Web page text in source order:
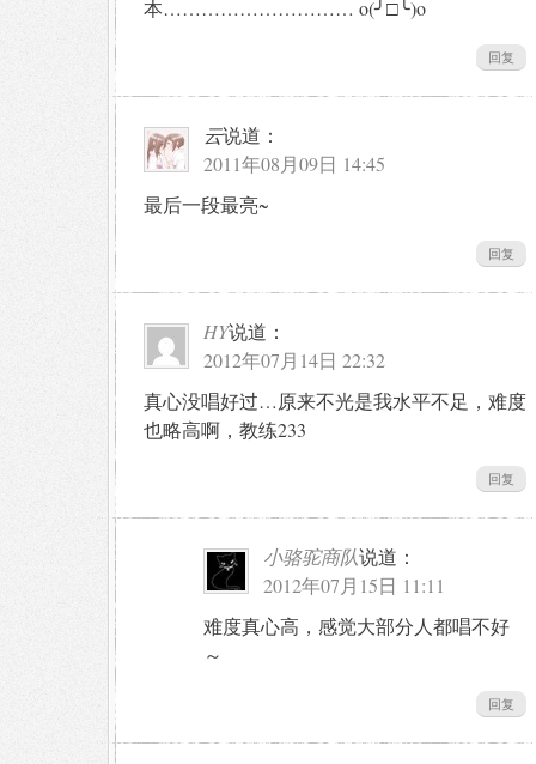
本………………………… o(╯□╰)o
回复
云说道：
2011年08月09日 14:45
最后一段最亮~
回复
HY说道：
2012年07月14日 22:32
真心没唱好过…原来不光是我水平不足，难度
也略高啊，教练233
回复
小骆驼商队说道：
2012年07月15日 11:11
难度真心高，感觉大部分人都唱不好
～
回复